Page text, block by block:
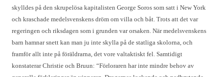
skylldes på den skrupelösa kapitalisten George Soros som satt i New York
och kraschade medelsvenskens dröm om villa och båt. Trots att det var
regeringen och riksdagen som i grunden var orsaken. När medelsvenskens
barn hamnar snett kan man ju inte skylla på de statliga skolorna, och
framför allt inte på föräldrarna, det vore valtaktiskt fel. Samtidigt
konstaterar Christie och Bruun: “Förloraren har inte mindre behov av